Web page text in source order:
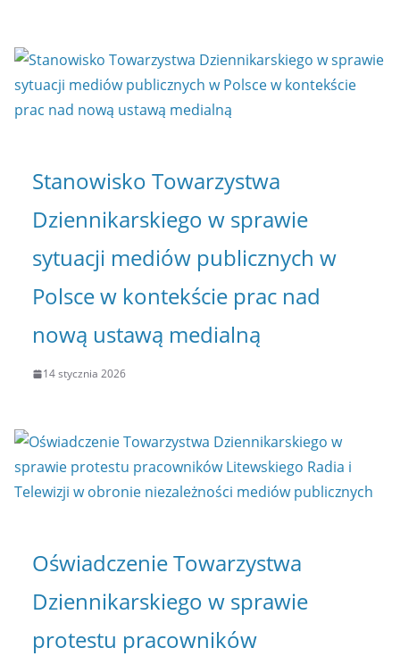
Stanowisko Towarzystwa
Dziennikarskiego w sprawie
sytuacji mediów publicznych w
Polsce w kontekście prac nad
nową ustawą medialną
14 stycznia 2026
Oświadczenie Towarzystwa
Dziennikarskiego w sprawie
protestu pracowników